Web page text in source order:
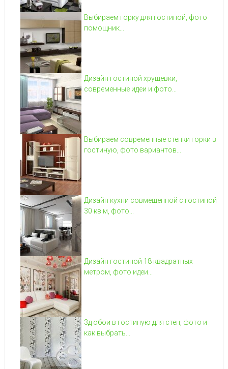
Выбираем горку для гостиной, фото
помощник...
Дизайн гостиной хрущевки,
современные идеи и фото...
Выбираем современные стенки горки в
гостиную, фото вариантов...
Дизайн кухни совмещенной с гостиной
30 кв м, фото...
Дизайн гостиной 18 квадратных
метром, фото идеи...
3д обои в гостиную для стен, фото и
как выбрать...